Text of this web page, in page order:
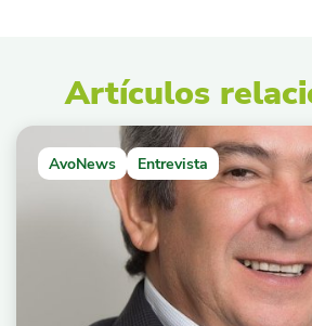
Artículos
AvoNews Entrevista